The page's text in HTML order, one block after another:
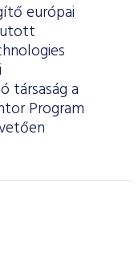
európai
társaság a
Program